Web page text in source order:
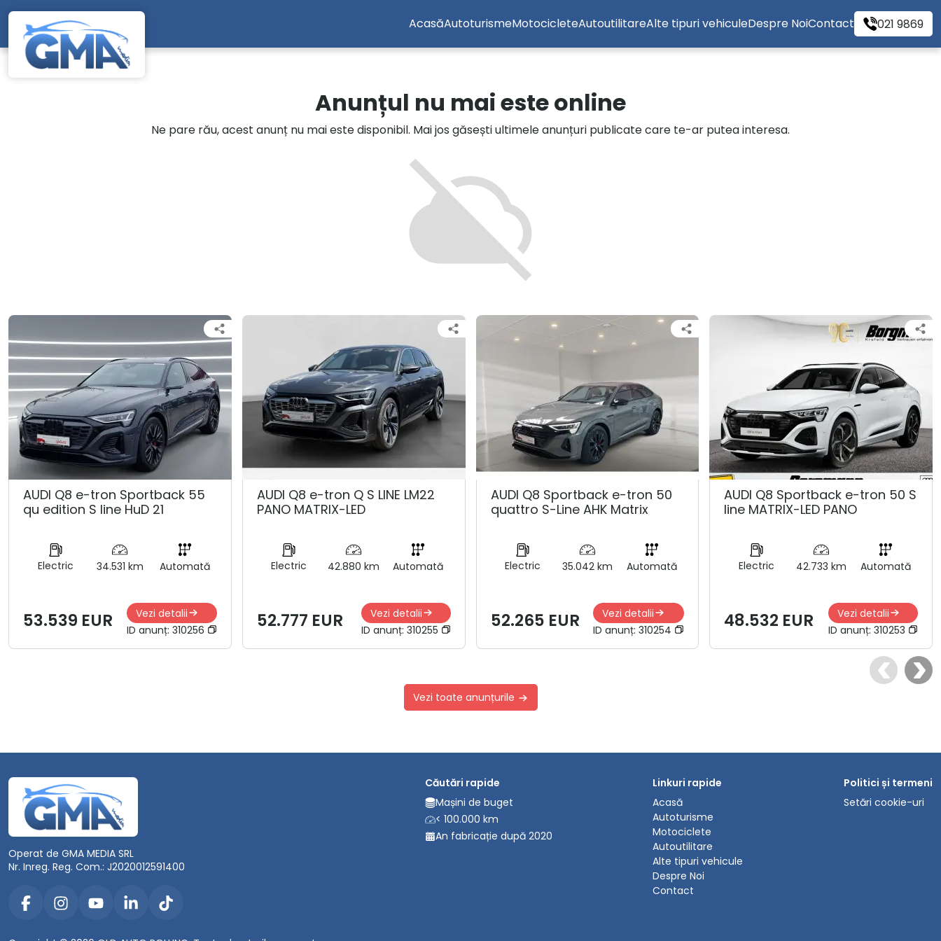
Mergi direct la conținutul principal
AcasăAutoturismeMotocicleteAutoutilitareAlte tipuri vehiculeDespre NoiContact 021 9869
Anunțul nu mai este online
Ne pare rău, acest anunț nu mai este disponibil. Mai jos găsești ultimele anunțuri publicate care te-ar putea interesa.
AUDI Q8 e-tron Sportback 55
qu edition S line HuD 21
Electric 34.531 km Automată
53.539 EUR
Vezi detalii
ID anunț: 310256
AUDI Q8 e-tron Q S LINE LM22
PANO MATRIX-LED
Electric 42.880 km Automată
52.777 EUR
Vezi detalii
ID anunț: 310255
AUDI Q8 Sportback e-tron 50
quattro S-Line AHK Matrix
Electric 35.042 km Automată
52.265 EUR
Vezi detalii
ID anunț:310254
AUDI Q8 Sportback e-tron 50 S
line MATRIX-LED PANO
Electric 42.733 km Automată
48.532 EUR
Vezi detalii
ID anunț: 310253
Vezi toate anunțurile
Operat de GMA MEDIA SRL
Nr. Inreg. Reg. Com.: J2020012591400
Căutări rapide
Mașini de buget
< 100.000 km
An fabricație după 2020
Linkuri rapide
Acasă
Autoturisme
Motociclete
Autoutilitare
Alte tipuri vehicule
Despre Noi
Contact
Politici și termeni
Setări cookie-uri